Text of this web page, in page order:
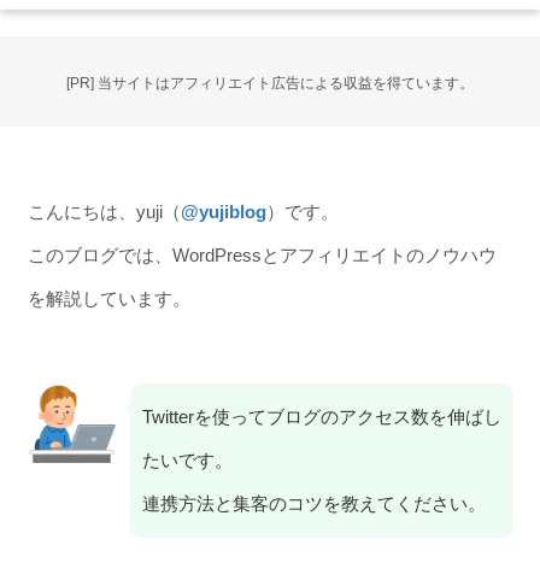
[PR] 当サイトはアフィリエイト広告による収益を得ています。
こんにちは、yuji（@yujiblog）です。
このブログでは、WordPressとアフィリエイトのノウハウ
を解説しています。
Twitterを使ってブログのアクセス数を伸ばし
たいです。
連携方法と集客のコツを教えてください。